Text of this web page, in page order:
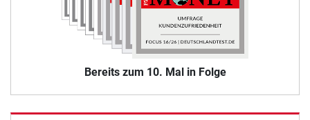
Bereits zum 10. Mal in Folge